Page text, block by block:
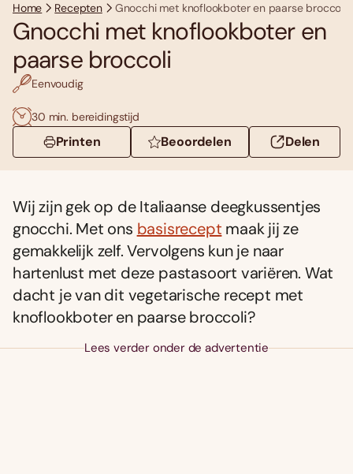
Home Recepten Gnocchi met knoflookboter en paarse broccoli
Gnocchi met knoflookboter en
paarse broccoli
Eenvoudig
30 min. bereidingstijd
Printen Beoordelen Delen
Wij zijn gek op de Italiaanse deegkussentjes
gnocchi. Met ons basisrecept maak jij ze
gemakkelijk zelf. Vervolgens kun je naar
hartenlust met deze pastasoort variëren. Wat
dacht je van dit vegetarische recept met
knoflookboter en paarse broccoli?
Lees verder onder de advertentie